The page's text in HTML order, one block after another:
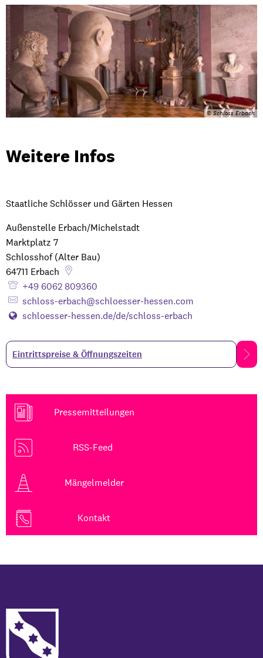
© Schloss Erbach
Weitere Infos
Staatliche Schlösser und Gärten Hessen
Außenstelle Erbach/Michelstadt
Marktplatz 7
Schlosshof (Alter Bau)
64711 Erbach
+49 6062 809360
schloss-erbach@schloesser-hessen.com
schloesser-hessen.de/de/schloss-erbach
Eintrittspreise & Öffnungszeiten
Pressemitteilungen
RSS-Feed
Mängelmelder
Kontakt